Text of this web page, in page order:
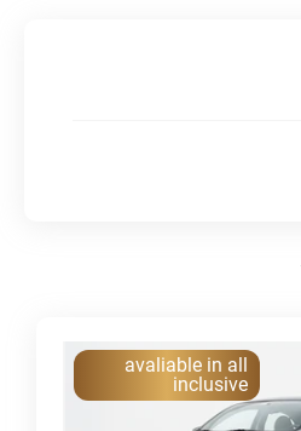
avaliable in all
inclusive